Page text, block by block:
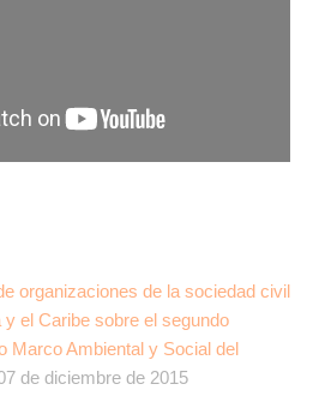
organizaciones de la sociedad civil
el Caribe sobre el segundo
Marco Ambiental y Social del
de diciembre de 2015